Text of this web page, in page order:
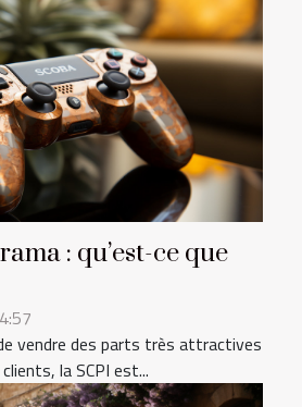
: qu’est-ce que
vendre des parts très attractives
la SCPI est...